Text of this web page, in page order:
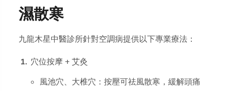
濕散寒
九龍木星中醫診所針對空調病提供以下專業療法：
穴位按摩 + 艾灸
風池穴、大椎穴：按壓可祛風散寒，緩解頭痛